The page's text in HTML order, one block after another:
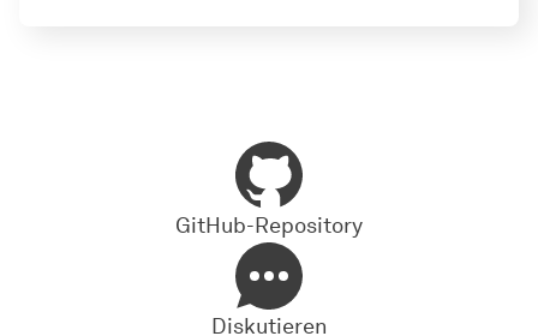
GitHub-Repository
Diskutieren